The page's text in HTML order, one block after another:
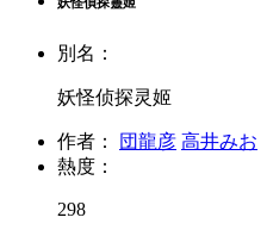
別名：
妖怪侦探灵姬
作者： 団龍彦 高井みお
熱度：
298